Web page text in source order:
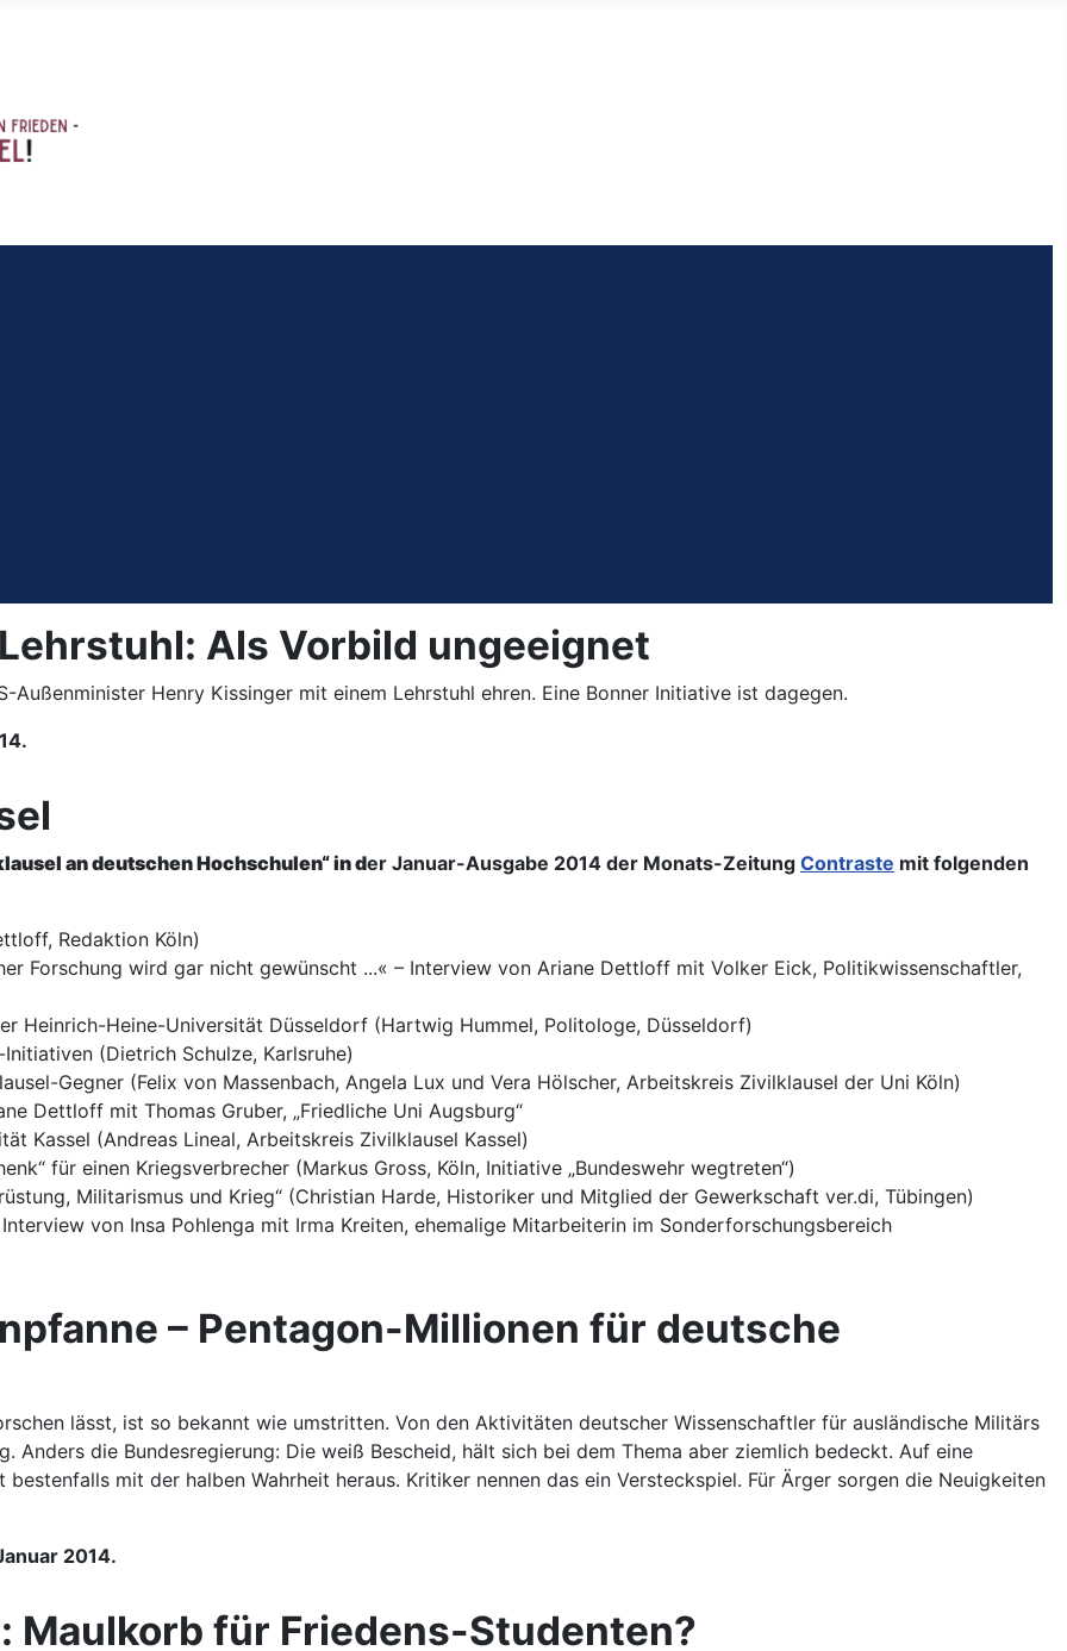
Als Vorbild ungeeignet
Henry Kissinger mit einem Lehrstuhl ehren. Eine Bonner Initiative ist dagegen.
an deutschen Hochschulen“ in der Januar-Ausgabe 2014 der Monats-Zeitung Contraste mit folgenden
Redaktion Köln)
Forschung wird gar nicht gewünscht ...« – Interview von Ariane Dettloff mit Volker Eick, Politikwissenschaftler,
Heinrich-Heine-Universität Düsseldorf (Hartwig Hummel, Politologe, Düsseldorf)
(Dietrich Schulze, Karlsruhe)
Gegner (Felix von Massenbach, Angela Lux und Vera Hölscher, Arbeitskreis Zivilklausel der Uni Köln)
Dettloff mit Thomas Gruber, „Friedliche Uni Augsburg“
Kassel (Andreas Lineal, Arbeitskreis Zivilklausel Kassel)
für einen Kriegsverbrecher (Markus Gross, Köln, Initiative „Bundeswehr wegtreten“)
Militarismus und Krieg“ (Christian Harde, Historiker und Mitglied der Gewerkschaft ver.di, Tübingen)
von Insa Pohlenga mit Irma Kreiten, ehemalige Mitarbeiterin im Sonderforschungsbereich
– Pentagon-Millionen für deutsche
lässt, ist so bekannt wie umstritten. Von den Aktivitäten deutscher Wissenschaftler für ausländische Militärs
die Bundesregierung: Die weiß Bescheid, hält sich bei dem Thema aber ziemlich bedeckt. Auf eine
mit der halben Wahrheit heraus. Kritiker nennen das ein Versteckspiel. Für Ärger sorgen die Neuigkeiten
2014.
Maulkorb für Friedens-Studenten?